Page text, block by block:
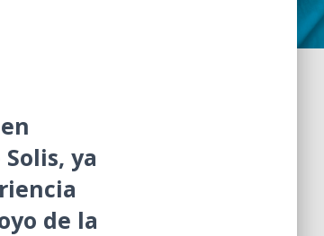
ya
de la